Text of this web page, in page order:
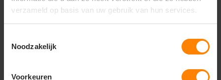
verzameld op basis van uw gebruik van hun services.
Noodzakelijk
Voorkeuren
Vragen? Neem contact
klantenservice